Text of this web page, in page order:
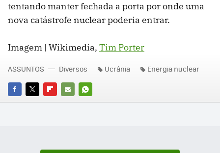
tentando manter fechada a porta por onde uma
nova catástrofe nuclear poderia entrar.
Imagem | Wikimedia, Tim Porter
FACEBOOK
TWITTERFLIPBOARD
E-
WHATSAPP
ASSUNTOS Diversos Ucrânia Energia nuclear